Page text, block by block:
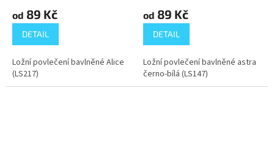
od 89 Kč
DETAIL
Ložní povlečení bavlněné Alice
(LS217)
od 89 Kč
DETAIL
Ložní povlečení bavlněné astra
černo-bílá (LS147)